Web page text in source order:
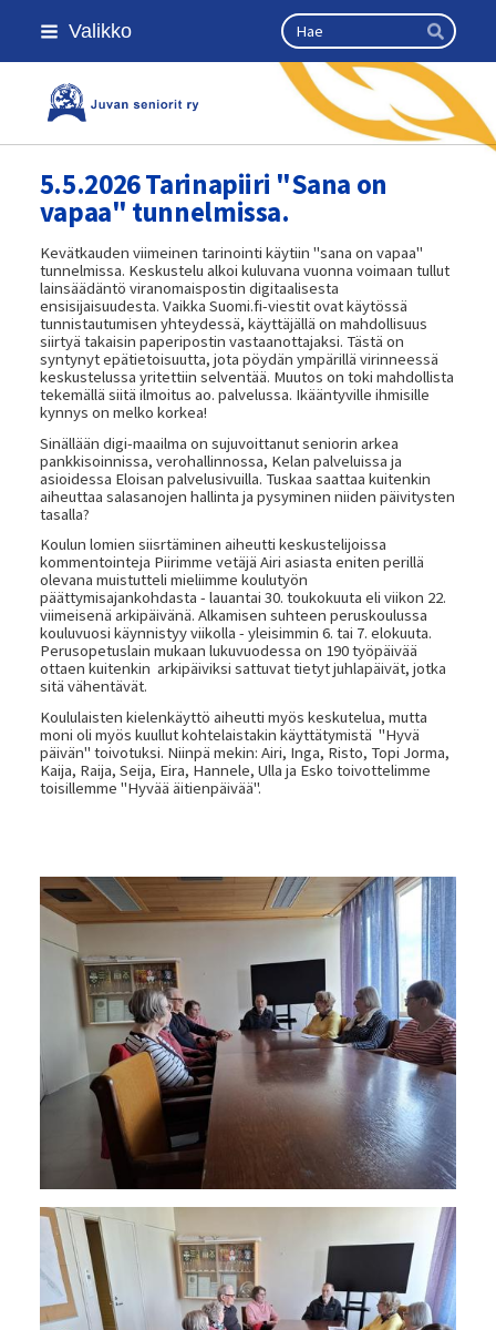
Siirry
sivun
Valikko Haku
Hae
Kansallinen senioriliitto
5.5.2026 Tarinapiiri "Sana on
vapaa" tunnelmissa.
Kevätkauden viimeinen tarinointi käytiin "sana on vapaa"
tunnelmissa. Keskustelu alkoi kuluvana vuonna voimaan tullut
lainsäädäntö viranomaispostin digitaalisesta
ensisijaisuudesta. Vaikka Suomi.fi-viestit ovat käytössä
tunnistautumisen yhteydessä, käyttäjällä on mahdollisuus
siirtyä takaisin paperipostin vastaanottajaksi. Tästä on
syntynyt epätietoisuutta, jota pöydän ympärillä virinneessä
keskustelussa yritettiin selventää. Muutos on toki mahdollista
tekemällä siitä ilmoitus ao. palvelussa. Ikääntyville ihmisille
kynnys on melko korkea!
Sinällään digi-maailma on sujuvoittanut seniorin arkea
pankkisoinnissa, verohallinnossa, Kelan palveluissa ja
asioidessa Eloisan palvelusivuilla. Tuskaa saattaa kuitenkin
aiheuttaa salasanojen hallinta ja pysyminen niiden päivitysten
tasalla?
Koulun lomien siisrtäminen aiheutti keskustelijoissa
kommentointeja Piirimme vetäjä Airi asiasta eniten perillä
olevana muistutteli mieliimme koulutyön
päättymisajankohdasta - lauantai 30. toukokuuta eli viikon 22.
viimeisenä arkipäivänä. Alkamisen suhteen peruskoulussa
kouluvuosi käynnistyy viikolla - yleisimmin 6. tai 7. elokuuta.
Perusopetuslain mukaan lukuvuodessa on 190 työpäivää
ottaen kuitenkin arkipäiviksi sattuvat tietyt juhlapäivät, jotka
sitä vähentävät.
Koululaisten kielenkäyttö aiheutti myös keskutelua, mutta
moni oli myös kuullut kohtelaistakin käyttätymistä "Hyvä
päivän" toivotuksi. Niinpä mekin: Airi, Inga, Risto, Topi Jorma,
Kaija, Raija, Seija, Eira, Hannele, Ulla ja Esko toivottelimme
toisillemme "Hyvää äitienpäivää".